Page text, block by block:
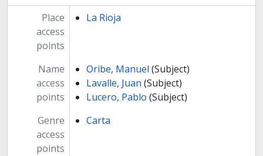
Place
access
points
La Rioja
Name
access
points
Oribe, Manuel (Subject)
Lavalle, Juan (Subject)
Lucero, Pablo (Subject)
Genre
access
points
Carta